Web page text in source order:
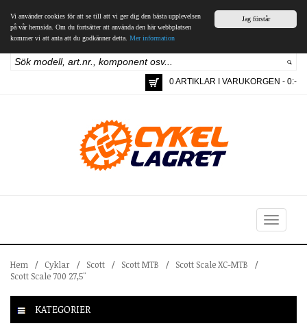
Jag förstår
Vi använder cookies för att se till att vi ger dig den bästa upplevelsen
på vår hemsida. Om du fortsätter att använda den här webbplatsen
kommer vi att anta att du godkänner detta. Mer information
0 ARTIKLAR I VARUKORGEN - 0:-
Toggle
navigation
Hem / Cyklar / Scott / Scott MTB / Scott Scale XC-MTB
/
Scott Scale 700 27,5"
KATEGORIER